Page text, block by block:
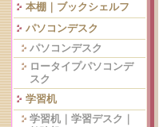
本棚｜ブックシェルフ
パソコンデスク
パソコンデスク
ロータイプパソコンデ
スク
学習机
学習机｜学習デスク｜